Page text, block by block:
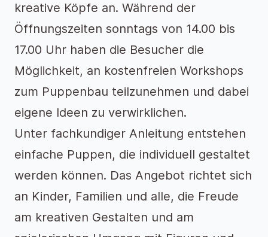
kreative Köpfe an. Während der
Öffnungszeiten sonntags von 14.00 bis
17.00 Uhr haben die Besucher die
Möglichkeit, an kostenfreien Workshops
zum Puppenbau teilzunehmen und dabei
eigene Ideen zu verwirklichen.
Unter fachkundiger Anleitung entstehen
einfache Puppen, die individuell gestaltet
werden können. Das Angebot richtet sich
an Kinder, Familien und alle, die Freude
am kreativen Gestalten und am